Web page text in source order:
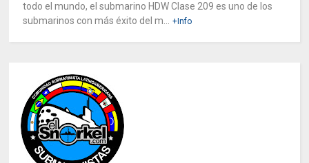
todo el mundo, el submarino HDW Clase 209 es uno de los
submarinos con más éxito del m... +Info